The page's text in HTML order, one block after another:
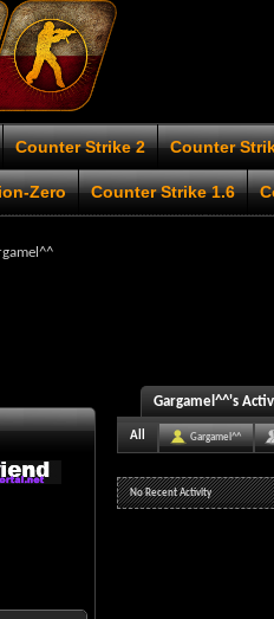
Counter Strike 2 Counter
Zero Counter Strike 1.6
Gargamel^^'s
All Gargamel^^
No Recent Activity